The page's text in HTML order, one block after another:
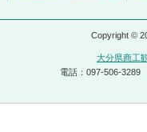
Copyright ©
大分県商工
電話：097-506-